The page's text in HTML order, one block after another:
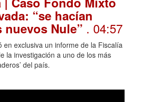
“se hacían
nuevos Nule” . 04:57
en exclusiva un informe de la Fiscalía
la investigación a uno de los más
del país.